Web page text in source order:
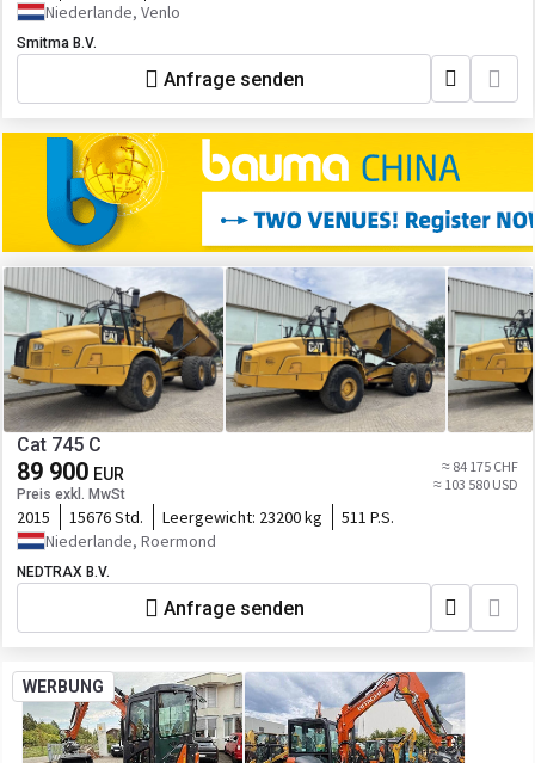
Niederlande, Venlo
Smitma B.V.
Anfrage senden
Cat 745 C
89 900 EUR
Preis exkl. MwSt
≈ 84 175 CHF
≈ 103 580 USD
2015 15676 Std. Leergewicht: 23200 kg
511 P.S.
Niederlande, Roermond
NEDTRAX B.V.
Anfrage senden
WERBUNG